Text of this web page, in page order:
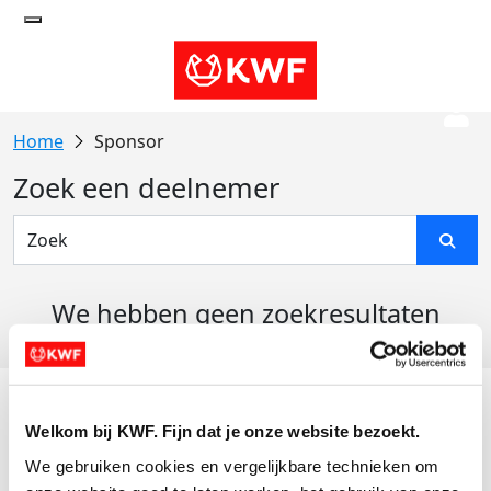
Welkom bij KWF. Fijn dat je onze website bezoekt.
We gebruiken cookies en vergelijkbare technieken om
Sponsor
Zoek een deelnemer
We hebben geen zoekresultaten
Actiematerialen
Evenementen